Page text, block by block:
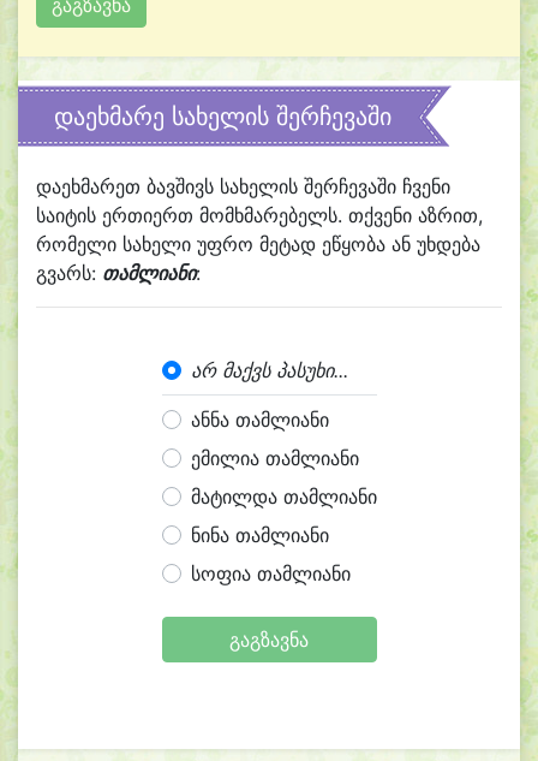
დაეხმარე სახელის შერჩევაში
დაეხმარეთ ბავშივს სახელის შერჩევაში ჩვენი
საიტის ერთიერთ მომხმარებელს. თქვენი აზრით,
რომელი სახელი უფრო მეტად ეწყობა ან უხდება
გვარს: თამლიანი:
არ მაქვს პასუხი...
ანნა თამლიანი
ემილია თამლიანი
მატილდა თამლიანი
ნინა თამლიანი
სოფია თამლიანი
გაგზავნა